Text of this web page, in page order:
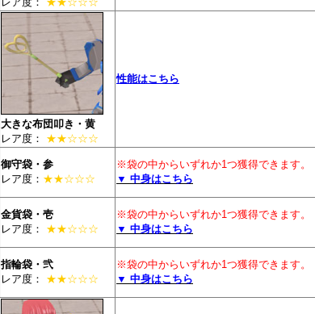
大きな布団叩き・黄
レア度： ★★☆☆☆
性能はこちら
御守袋・参
レア度： ★★☆☆☆
※袋の中からいずれか1つ獲得できます。
▼ 中身はこちら
金貨袋・壱
レア度： ★★☆☆☆
※袋の中からいずれか1つ獲得できます。
▼ 中身はこちら
指輪袋・弐
レア度： ★★☆☆☆
※袋の中からいずれか1つ獲得できます。
▼ 中身はこちら